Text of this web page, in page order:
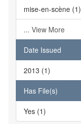
mise-en-scène (1)
... View More
Date Issued
2013 (1)
Has File(s)
Yes (1)